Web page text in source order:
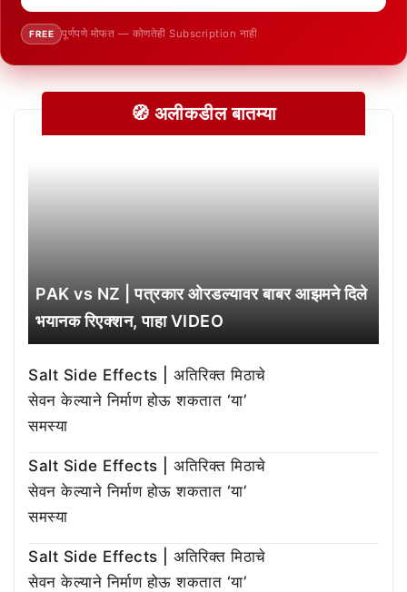
FREE पूर्णपणे मोफत — कोणतेही Subscription नाही
🧭 अलीकडील बातम्या
PAK vs NZ | पत्रकार ओरडल्यावर बाबर आझमने दिले
भयानक रिएक्शन, पाहा VIDEO
Salt Side Effects | अतिरिक्त मिठाचे
सेवन केल्याने निर्माण होऊ शकतात ‘या’
समस्या
Salt Side Effects | अतिरिक्त मिठाचे
सेवन केल्याने निर्माण होऊ शकतात ‘या’
समस्या
Salt Side Effects | अतिरिक्त मिठाचे
सेवन केल्याने निर्माण होऊ शकतात ‘या’